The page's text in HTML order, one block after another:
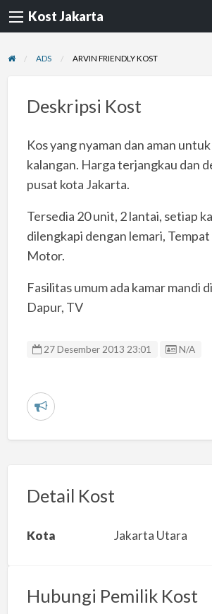
Kost Jakarta
ADS ARVIN FRIENDLY KOST
Deskripsi Kost
Kos yang nyaman dan aman
kalangan. Harga terjangkau dan
pusat kota Jakarta.
Tersedia 20 unit, 2 lantai, setiap
dilengkapi dengan lemari,
Motor.
Fasilitas umum ada kamar mandi
Dapur, TV
27 Desember 2013 23:01 Listing ID
N/A
L
r
a
s
Detail Kost
Kota Jakarta Utara
Hubungi Pemilik Kost